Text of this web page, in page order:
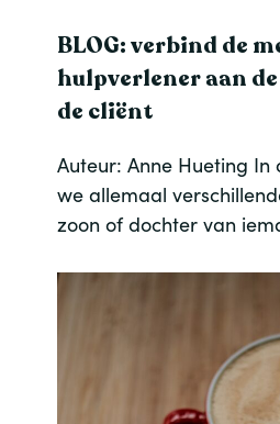
BLOG: verbind de
hulpverlener aan
de cliënt
Auteur: Anne Hueting In
we allemaal
zoon of dochter van